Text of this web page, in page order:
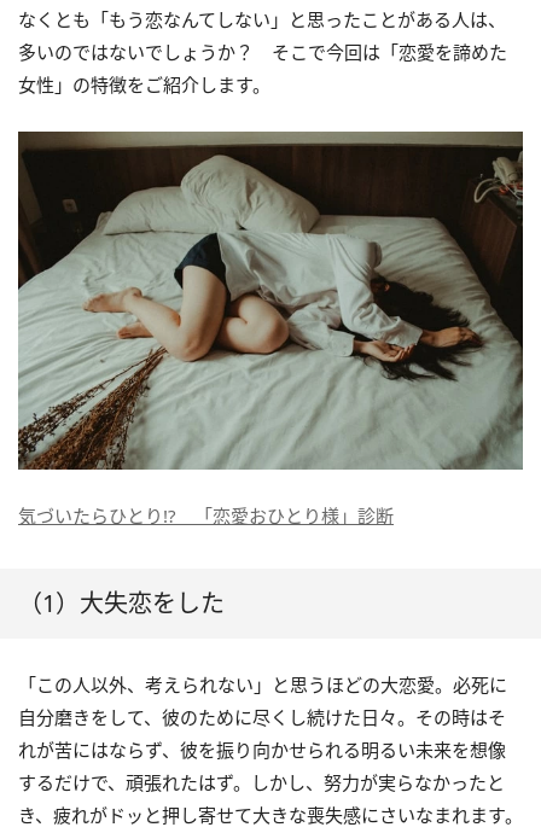
なくとも「もう恋なんてしない」と思ったことがある人は、
多いのではないでしょうか？ そこで今回は「恋愛を諦めた
女性」の特徴をご紹介します。
気づいたらひとり!? 「恋愛おひとり様」診断
（1）大失恋をした
「この人以外、考えられない」と思うほどの大恋愛。必死に
自分磨きをして、彼のために尽くし続けた日々。その時はそ
れが苦にはならず、彼を振り向かせられる明るい未来を想像
するだけで、頑張れたはず。しかし、努力が実らなかったと
き、疲れがドッと押し寄せて大きな喪失感にさいなまれます。